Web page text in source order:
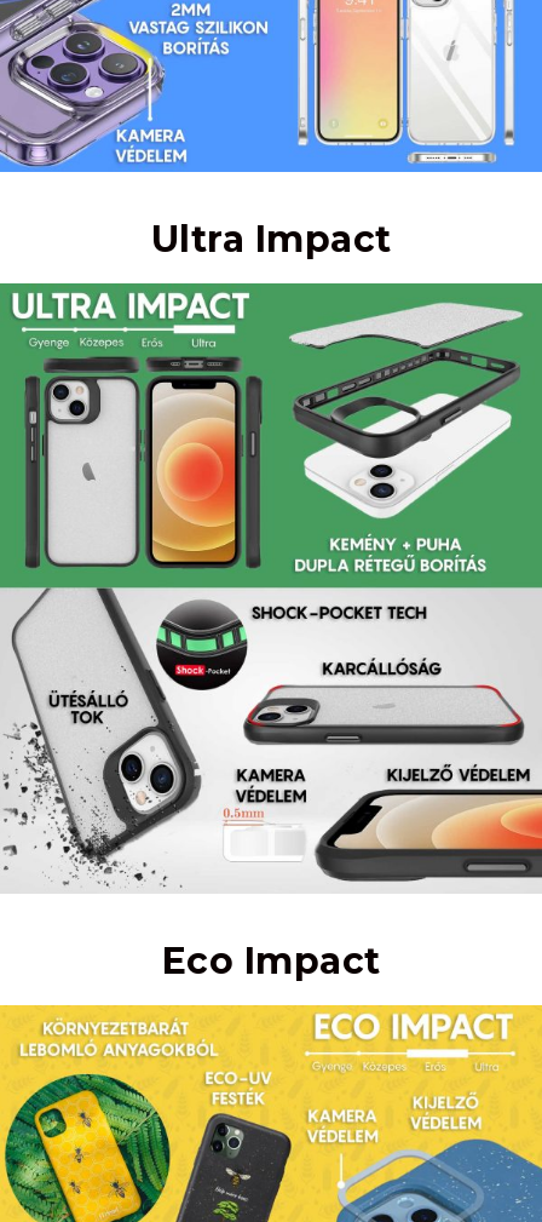
Ultra Impact
Eco Impact